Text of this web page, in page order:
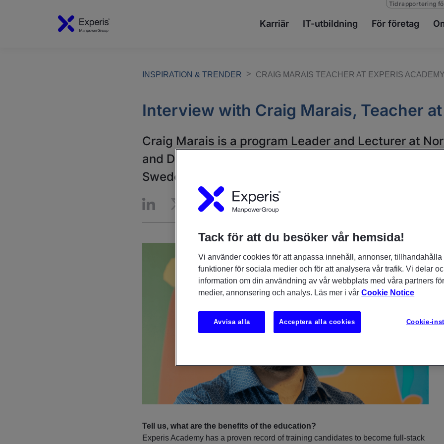
Karriär IT-utbildning För företag
Tidrapportering
INSPIRATION & TRENDER CRAIG MARAIS TEACHER AT EXPERIS ACADEMY
Interview with Craig Marais, Teacher
Craig Marais is a program Leader and Lecturer at
and Digital Media, in Oslo. It’s his second year of
Sweden.
Tell us, what are the benefits of the education?
Experis Academy has a proven record of training candidates to become full-stack
Tack för att du besöker vår hemsida!
Vi använder cookies för att anpassa innehåll, annonser, tillhandahålla
funktioner för sociala medier och för att analysera vår trafik. Vi delar
information om din användning av vår webbplats med våra partners
medier, annonsering och analys. Läs mer i vårCookie Notice
Cookie-
Avvisa alla Acceptera alla cookies